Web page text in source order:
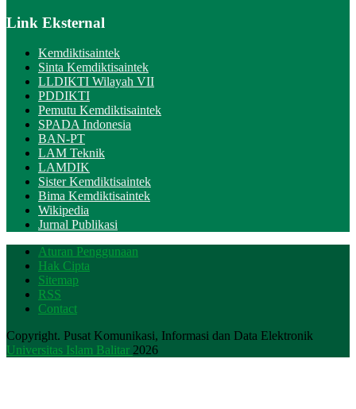
Link Eksternal
Kemdiktisaintek
Sinta Kemdiktisaintek
LLDIKTI Wilayah VII
PDDIKTI
Pemutu Kemdiktisaintek
SPADA Indonesia
BAN-PT
LAM Teknik
LAMDIK
Sister Kemdiktisaintek
Bima Kemdiktisaintek
Wikipedia
Jurnal Publikasi
Aturan Penggunaan
Hak Cipta
Sitemap
RSS
Contact
Copyright. Pusat Komunikasi, Informasi dan Data Elektronik
Universitas Islam Balitar 2026